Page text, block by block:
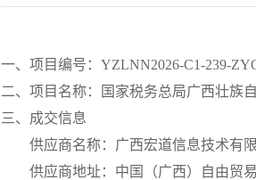
一、项目编号： YZLNN2026-C1-239-
二、项目名称：国家税务总局广西壮族
三、成交信息
供应商名称：广西宏道信息技术有
供应商地址：中国（广西）自由贸